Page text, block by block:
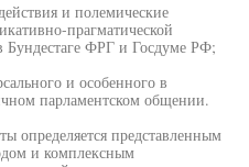
и полемические
прагматической
Бундестаге ФРГ и Госдуме РФ;
и особенного в
парламентском общении.
определяется представленным
и комплексным